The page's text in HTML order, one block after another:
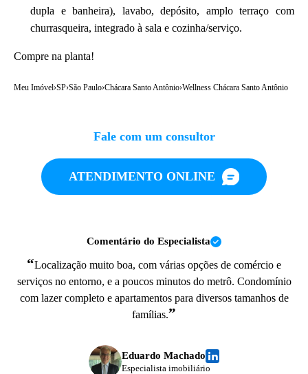
dupla e banheira), lavabo, depósito, amplo terraço com
churrasqueira, integrado à sala e cozinha/serviço.
Compre na planta!
Meu Imóvel›SP›São Paulo›Chácara Santo Antônio›Wellness Chácara Santo Antônio
Fale com um consultor
ATENDIMENTO ONLINE
Comentário do Especialista
“Localização muito boa, com várias opções de comércio e
serviços no entorno, e a poucos minutos do metrô. Condomínio
com lazer completo e apartamentos para diversos tamanhos de
famílias.”
Eduardo Machado
Especialista imobiliário